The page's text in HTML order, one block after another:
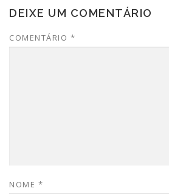
DEIXE UM COMENTÁRIO
COMENTÁRIO *
NOME *